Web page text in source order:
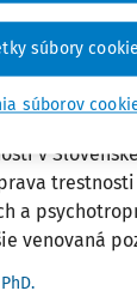
(konopa)
v
a
venovaná
súborov
súbory cookie